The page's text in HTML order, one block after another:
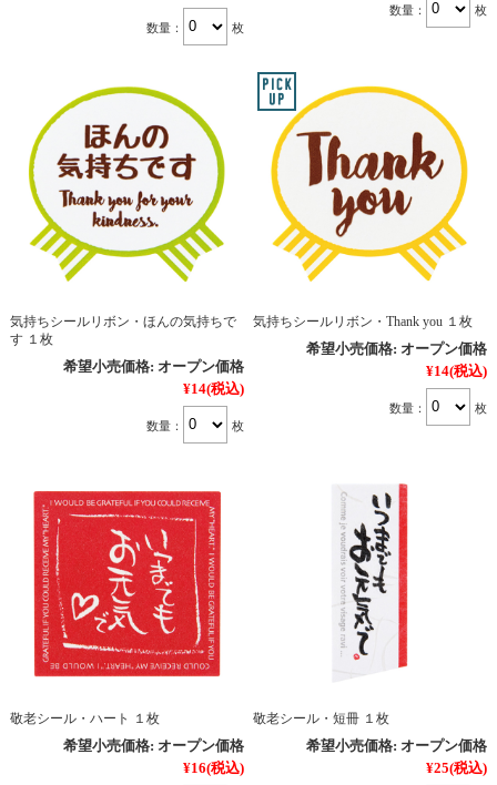
数量： 枚
数量： 枚
気持ちシールリボン・ほんの気持ちで
す １枚
希望小売価格: オープン価格
¥14(税込)
数量： 枚
気持ちシールリボン・Thank you １枚
希望小売価格: オープン価格
¥14(税込)
数量： 枚
敬老シール・ハート １枚
希望小売価格: オープン価格
¥16(税込)
敬老シール・短冊 １枚
希望小売価格: オープン価格
¥25(税込)